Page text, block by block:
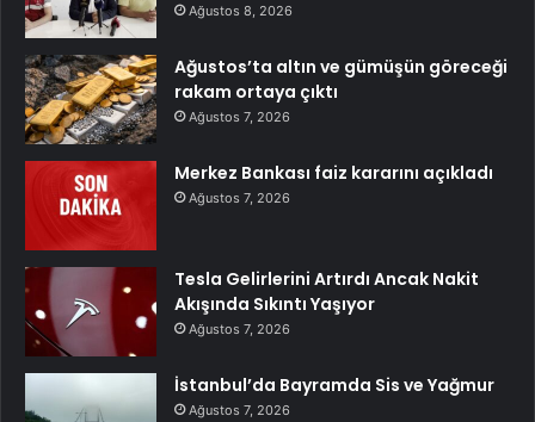
Ağustos 8, 2026
Ağustos’ta altın ve gümüşün göreceği
rakam ortaya çıktı
Ağustos 7, 2026
Merkez Bankası faiz kararını açıkladı
Ağustos 7, 2026
Tesla Gelirlerini Artırdı Ancak Nakit
Akışında Sıkıntı Yaşıyor
Ağustos 7, 2026
İstanbul’da Bayramda Sis ve Yağmur
Ağustos 7, 2026